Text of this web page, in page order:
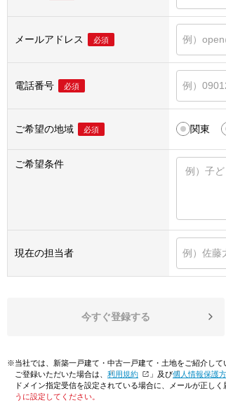
メールアドレス 必須
電話番号 必須
ご希望の地域 必須 関東
ご希望条件
現在の担当者
今すぐ登録する
※当社では、新築一戸建て・中古一戸建て・土地をご紹介して
ご登録いただいた場合は、「利用規約 」及び「個人情報保護
ドメイン指定受信を設定されている場合に、メールが正しく
うに設定してください。